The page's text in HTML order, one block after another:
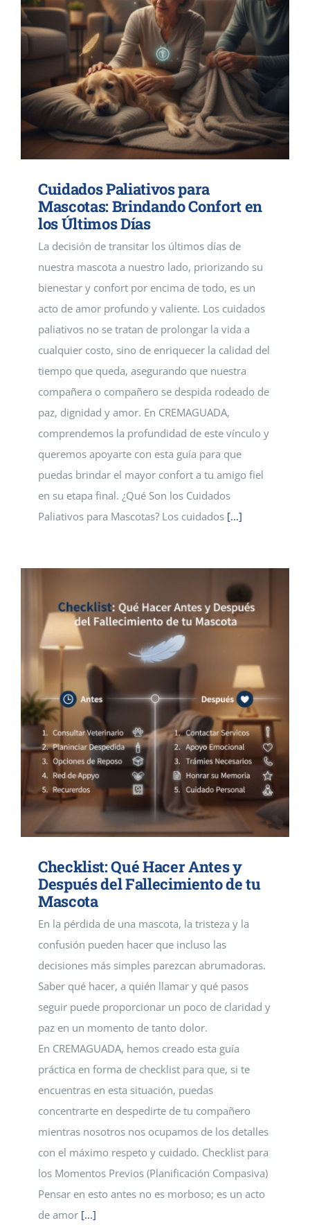
Cuidados Paliativos para
Mascotas: Brindando Confort en
los Últimos Días
La decisión de transitar los últimos días de
nuestra mascota a nuestro lado, priorizando su
bienestar y confort por encima de todo, es un
acto de amor profundo y valiente. Los cuidados
paliativos no se tratan de prolongar la vida a
cualquier costo, sino de enriquecer la calidad del
tiempo que queda, asegurando que nuestra
compañera o compañero se despida rodeado de
paz, dignidad y amor. En CREMAGUADA,
comprendemos la profundidad de este vínculo y
queremos apoyarte con esta guía para que
puedas brindar el mayor confort a tu amigo fiel
en su etapa final. ¿Qué Son los Cuidados
Paliativos para Mascotas? Los cuidados [...]
Checklist: Qué Hacer Antes y
Después del Fallecimiento de tu
Mascota
En la pérdida de una mascota, la tristeza y la
confusión pueden hacer que incluso las
decisiones más simples parezcan abrumadoras.
Saber qué hacer, a quién llamar y qué pasos
seguir puede proporcionar un poco de claridad y
paz en un momento de tanto dolor.
En CREMAGUADA, hemos creado esta guía
práctica en forma de checklist para que, si te
encuentras en esta situación, puedas
concentrarte en despedirte de tu compañero
mientras nosotros nos ocupamos de los detalles
con el máximo respeto y cuidado. Checklist para
los Momentos Previos (Planificación Compasiva)
Pensar en esto antes no es morboso; es un acto
de amor [...]